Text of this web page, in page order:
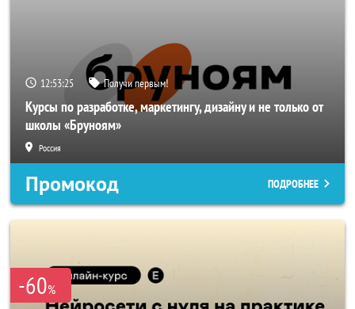
12:53:23 Получи первым!
Курсы по разработке, маркетингу, дизайну и не только от
школы «Бруноям»
Россия
Промокод ПОДРОБНЕЕ
-60%